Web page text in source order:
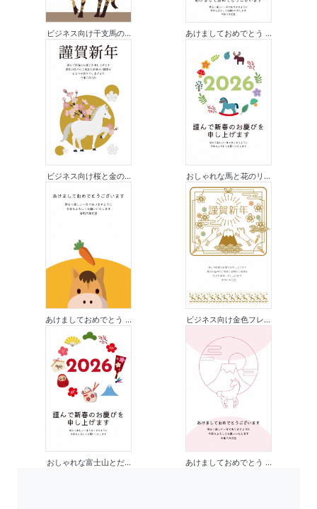
ビジネス向け干支馬の... あけましておめでとう ...
ビジネス向け桜と金の... おしゃれな馬と花のリ...
あけましておめでとう ... ビジネス向け金色フレ...
おしゃれな富士山とだ... あけましておめでとう ...